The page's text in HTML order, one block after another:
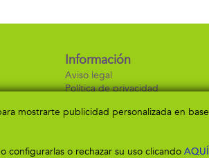
Información
Aviso legal
Política de privacidad
mostrarte publicidad personalizada en
configurarlas o rechazar su uso clicando AQUÍ